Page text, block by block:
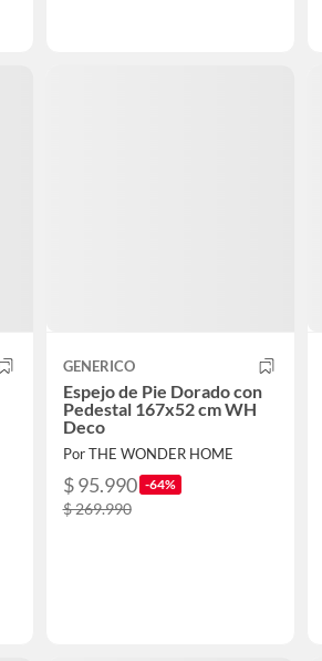
GENERICO
Espejo de Pie Dorado con
Pedestal 167x52 cm WH
Deco
Por THE WONDER HOME
$ 95.990 -64%
$ 269.990